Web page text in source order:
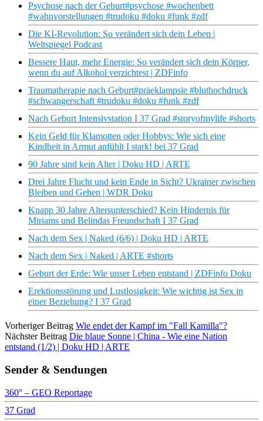
Psychose nach der Geburt#psychose #wochenbett
#wahnvorstellungen #trudoku #doku #funk #zdf
Die KI-Revolution: So verändert sich dein Leben |
Weltspiegel Podcast
Bessere Haut, mehr Energie: So verändert sich dein Körper,
wenn du auf Alkohol verzichtest | ZDFinfo
Traumatherapie nach Geburt#präeklampsie #bluthochdruck
#schwangerschaft #trudoku #doku #funk #zdf
Nach Geburt Intensivstation I 37 Grad #storyofmylife #shorts
Kein Geld für Klamotten oder Hobbys: Wie sich eine
Kindheit in Armut anfühlt I stark! bei 37 Grad
90 Jahre sind kein Alter | Doku HD | ARTE
Drei Jahre Flucht und kein Ende in Sicht? Ukrainer zwischen
Bleiben und Gehen | WDR Doku
Knapp 30 Jahre Altersunterschied? Kein Hindernis für
Miriams und Belindas Freundschaft I 37 Grad
Nach dem Sex | Naked (6/6) | Doku HD | ARTE
Nach dem Sex | Naked | ARTE #shorts
Geburt der Erde: Wie unser Leben entstand | ZDFinfo Doku
Erektionsstörung und Lustlosigkeit: Wie wichtig ist Sex in
einer Beziehung? I 37 Grad
Vorheriger Beitrag Wie endet der Kampf im "Fall Kamilla"?
Nächster Beitrag Die blaue Sonne | China - Wie eine Nation
entstand (1/2) | Doku HD | ARTE
Sender & Sendungen
360° – GEO Reportage
37 Grad